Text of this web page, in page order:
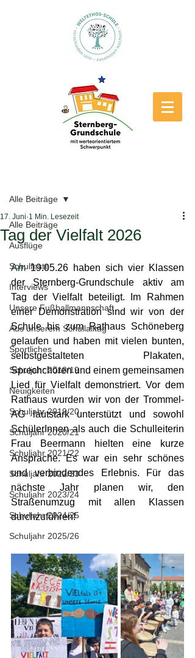
Alle Beiträge
Ausflüge
Schulfeste
Interviews
Unsere Fußballmannschaft
Aus unserem Schullalltag
Sportliches
Schuljahr 2018/19
Neuigkeiten
Schuljahr 2019/20
Schuljahr 2020/21
Schuljahr 2021/22
Schuljahr 2022/23
Schuljahr 2023/24
Schuljahr 2024/25
Schuljahr 2025/26
Alle Beiträge
Tag der Vielfalt 2026
17. Juni 1 Min. Lesezeit
Am 19.05.26 haben sich vier Klassen
der Sternberg-Grundschule aktiv am
Tag der Vielfalt beteiligt. Im Rahmen
einer Demonstration sind wir von der
Schule bis zum Rathaus Schöneberg
gelaufen und haben mit vielen bunten,
selbstgestalteten Plakaten,
Sprechchören und einem gemeinsamen
Lied für Vielfalt demonstriert. Vor dem
Rathaus wurden wir von der Trommel-
AG lautstark unterstützt und sowohl
SchülerInnen als auch die Schulleiterin
Frau Beermann hielten eine kurze
Ansprache. Es war ein sehr schönes
und verbindendes Erlebnis. Für das
nächste Jahr planen wir, den
Straßenumzug mit allen Klassen
durchzuführen!